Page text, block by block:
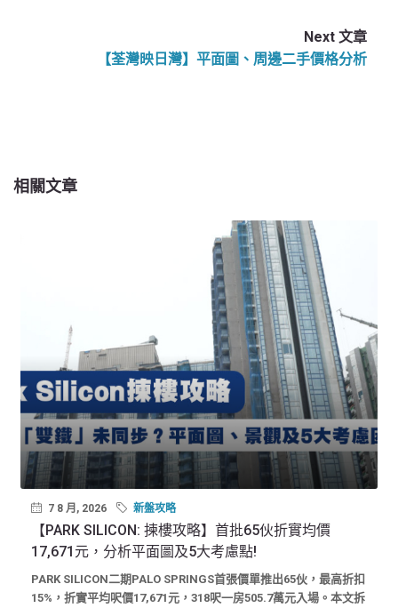
Next 文章
【荃灣映日灣】平面圖、周邊二手價格分析
相關文章
7 8 月, 2026 新盤攻略
【PARK SILICON: 揀樓攻略】首批65伙折實均價
17,671元，分析平面圖及5大考慮點!
PARK SILICON二期PALO SPRINGS首張價單推出65伙，最高折扣
15%，折實平均呎價17,671元，318呎一房505.7萬元入場。本文拆